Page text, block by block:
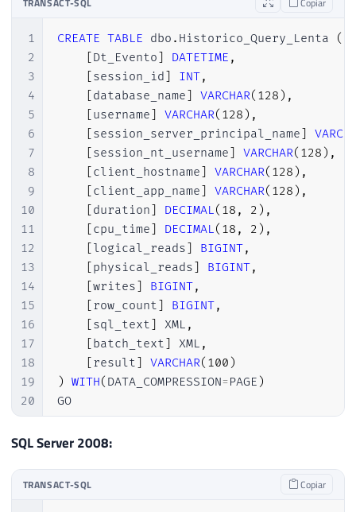
43 GO
1
2
3
4
5
6
7
8
9
10
11
12
13
14
15
16
17
18
19
20
21
22
CREATE TABLE dbo . Historico_Query_Lenta
(
[Dt_Evento] DATETIME ,
[session_id] INT,
[database_name] VARCHAR( 128 ) ,
[username] VARCHAR( 128 ) ,
[session_server_principal_name]
[session_nt_username] VARCHAR( 128 ) ,
[client_hostname] VARCHAR( 128 ) ,
[client_app_name] VARCHAR( 128 ) ,
[duration] DECIMAL( 18 , 2 ) ,
[cpu_time] DECIMAL( 18 , 2 ) ,
[logical_reads] BIGINT,
[physical_reads] BIGINT,
[writes] BIGINT,
[row_count] BIGINT,
[sql_text] XML ,
[batch_text] XML ,
[result] VARCHAR( 100 )
) WITH( DATA_COMPRESSION=PAGE )
GO
CREATE CLUSTERED
SQL Server 2008:
TRANSACT-SQL Copiar